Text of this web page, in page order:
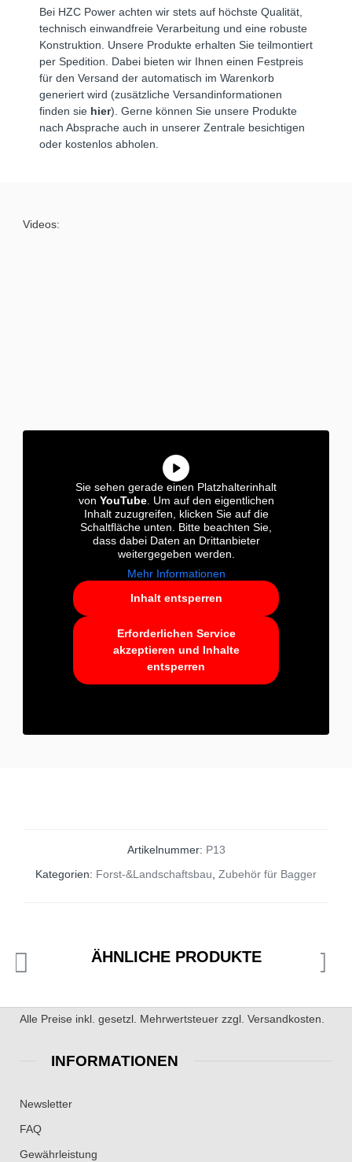
Bei HZC Power achten wir stets auf höchste Qualität,
technisch einwandfreie Verarbeitung und eine robuste
Konstruktion. Unsere Produkte erhalten Sie teilmontiert
per Spedition. Dabei bieten wir Ihnen einen Festpreis
für den Versand der automatisch im Warenkorb
generiert wird (zusätzliche Versandinformationen
finden sie hier). Gerne können Sie unsere Produkte
nach Absprache auch in unserer Zentrale besichtigen
oder kostenlos abholen.
Videos:
Sie sehen gerade einen Platzhalterinhalt
von YouTube. Um auf den eigentlichen
Inhalt zuzugreifen, klicken Sie auf die
Schaltfläche unten. Bitte beachten Sie,
dass dabei Daten an Drittanbieter
weitergegeben werden.
Mehr Informationen
Inhalt entsperren
Erforderlichen Service
akzeptieren und Inhalte
entsperren
Artikelnummer: P13
Kategorien: Forst-&Landschaftsbau, Zubehör für Bagger
ÄHNLICHE PRODUKTE
Alle Preise inkl. gesetzl. Mehrwertsteuer zzgl. Versandkosten.
INFORMATIONEN
Newsletter
FAQ
Gewährleistung